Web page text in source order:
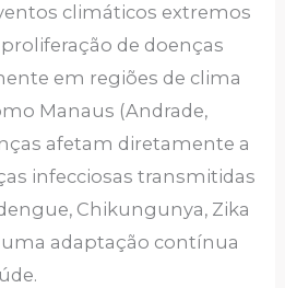
climáticos extremos
de doenças
em regiões de clima
Manaus (Andrade,
afetam diretamente a
infecciosas transmitidas
Chikungunya, Zika
adaptação contínua